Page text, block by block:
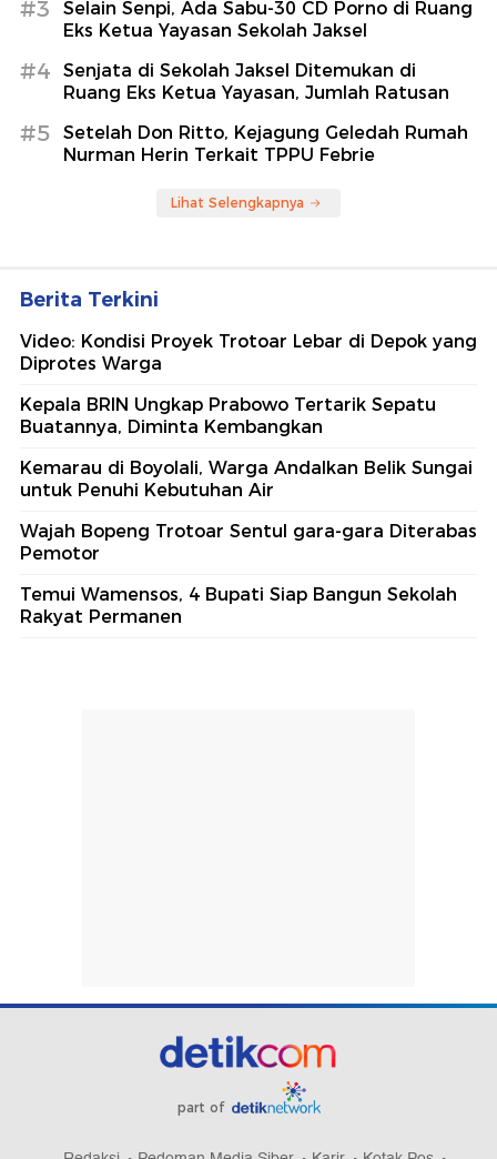
#3
Selain Senpi, Ada Sabu-30 CD Porno di Ruang
Eks Ketua Yayasan Sekolah Jaksel
#4
Senjata di Sekolah Jaksel Ditemukan di
Ruang Eks Ketua Yayasan, Jumlah Ratusan
#5
Setelah Don Ritto, Kejagung Geledah Rumah
Nurman Herin Terkait TPPU Febrie
Lihat Selengkapnya
Berita Terkini
Video: Kondisi Proyek Trotoar Lebar di Depok yang
Diprotes Warga
Kepala BRIN Ungkap Prabowo Tertarik Sepatu
Buatannya, Diminta Kembangkan
Kemarau di Boyolali, Warga Andalkan Belik Sungai
untuk Penuhi Kebutuhan Air
Wajah Bopeng Trotoar Sentul gara-gara Diterabas
Pemotor
Temui Wamensos, 4 Bupati Siap Bangun Sekolah
Rakyat Permanen
part of